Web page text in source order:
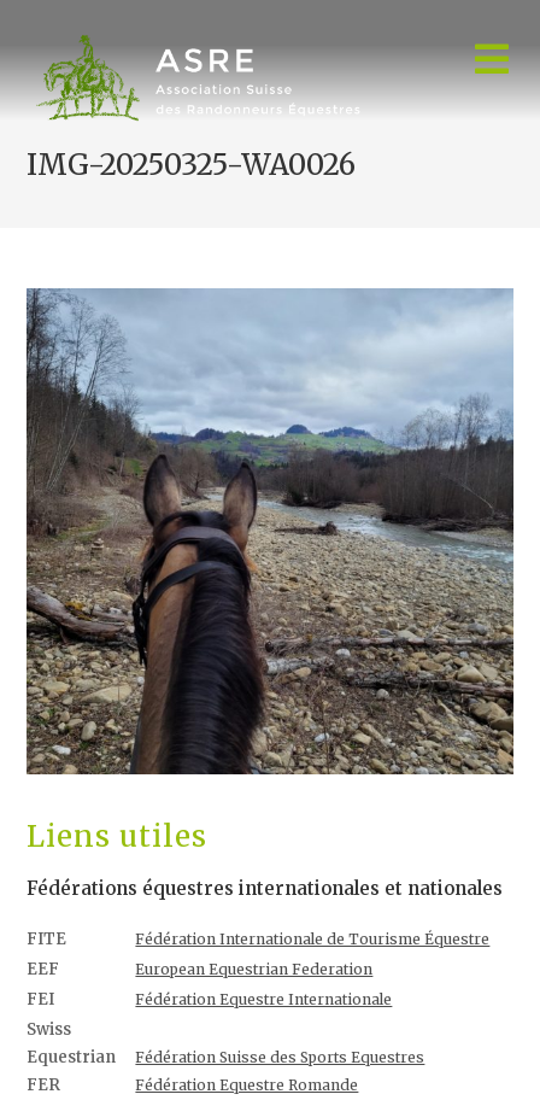
content
IMG-20250325-WA0026
Liens utiles
Fédérations équestres internationales et nationales
FITE Fédération Internationale de Tourisme Équestre
EEF European Equestrian Federation
FEI Fédération Equestre Internationale
Swiss
Equestrian
Fédération Suisse des Sports Equestres
FER Fédération Equestre Romande